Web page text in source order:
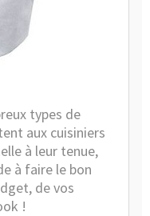
types de
aux cuisiniers
à leur tenue,
à faire le bon
de vos
!